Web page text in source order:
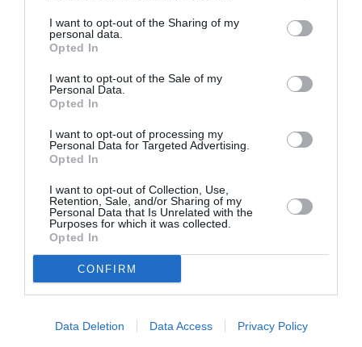
I want to opt-out of the Sharing of my
personal data.
Opted In
I want to opt-out of the Sale of my
Personal Data.
Opted In
I want to opt-out of processing my
Personal Data for Targeted Advertising.
Opted In
I want to opt-out of Collection, Use,
Retention, Sale, and/or Sharing of my
Personal Data that Is Unrelated with the
Purposes for which it was collected.
Opted In
CONFIRM
Data Deletion Data Access Privacy Policy
Appel aux lecteurs !
Soutenez Air Journal participez
DERNIERS COMMENTAIRES
a commenté l'article :